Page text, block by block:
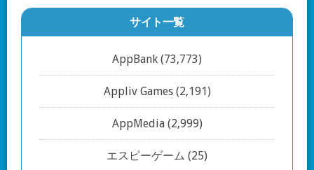
サイト一覧
AppBank (73,773)
Appliv Games(2,191)
AppMedia(2,999)
エスピーゲーム (25)